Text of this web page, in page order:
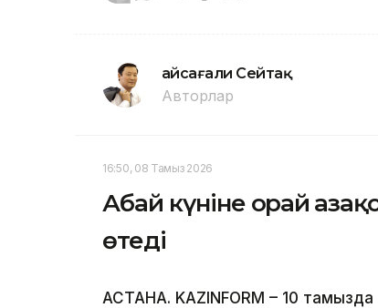
Ғайсағали Сейтақ
Авторлар
16:50, 08 Тамыз 2026
Абай күніне орай
өтеді
АСТАНА. KAZINFORM – 10 тамызда